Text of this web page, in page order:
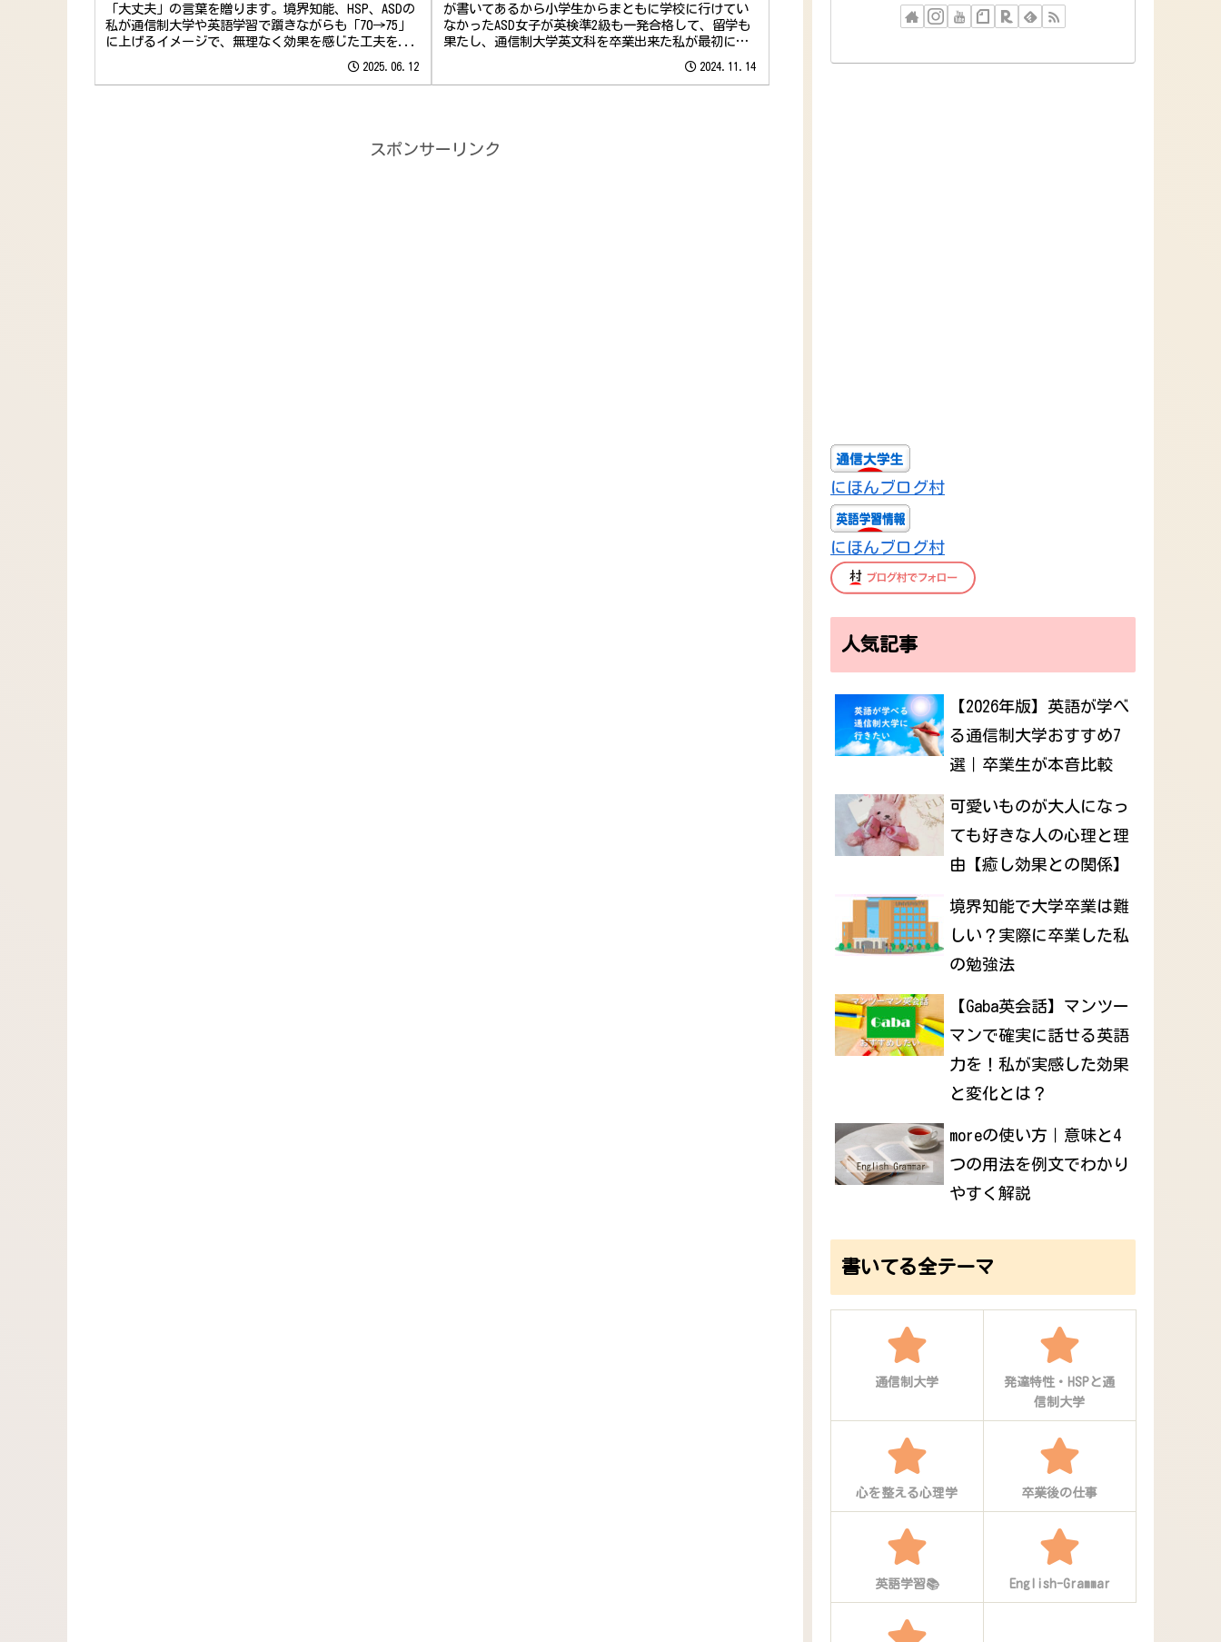
「大丈夫」の言葉を贈ります。境界知能、HSP、ASDの
私が通信制大学や英語学習で躓きながらも「70→75」
に上げるイメージで、無理なく効果を感じた工夫を...
2025.06.12
が書いてあるから小学生からまともに学校に行けてい
なかったASD女子が英検準2級も一発合格して、留学も
果たし、通信制大学英文科を卒業出来た私が最初にし
2024.11.14
スポンサーリンク
にほんブログ村
にほんブログ村
人気記事
【2026年版】英語が学べ
る通信制大学おすすめ7
選｜卒業生が本音比較
可愛いものが大人になっ
ても好きな人の心理と理
由【癒し効果との関係】
境界知能で大学卒業は難
しい？実際に卒業した私
の勉強法
【Gaba英会話】マンツー
マンで確実に話せる英語
力を！私が実感した効果
と変化とは？
moreの使い方｜意味と4
つの用法を例文でわかり
やすく解説
書いてる全テーマ
通信制大学
発達特性・HSPと通
信制大学
心を整える心理学 卒業後の仕事
英語学習📚 English-Grammar